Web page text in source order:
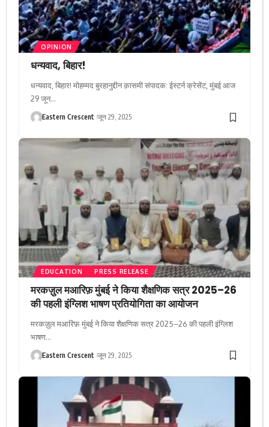
OPINION
धन्यवाद, बिहार!
धन्यवाद, बिहार! मोहम्मद बुरहानुद्दीन क़ासमी संपादक: ईस्टर्न क्रेसेंट, मुंबई आज
29 जून…
Eastern Crescent जून 29, 2025
EDUCATION PRESS RELEASE
मरकज़ुल मआरिफ़ मुंबई ने किया शैक्षणिक सत्र 2025–26
की पहली इंग्लिश भाषण प्रतियोगिता का आयोजन
मरकज़ुल मआरिफ़ मुंबई ने किया शैक्षणिक सत्र 2025–26 की पहली इंग्लिश
भाषण…
Eastern Crescent जून 29, 2025